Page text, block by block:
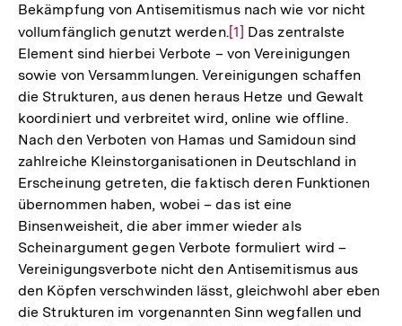
Bekämpfung von Antisemitismus nach wie vor nicht
vollumfänglich genutzt werden.Zur
Auflösung
der
Fußnote
[1] Das zentralste
Element sind hierbei Verbote – von Vereinigungen
sowie von Versammlungen. Vereinigungen schaffen
die Strukturen, aus denen heraus Hetze und Gewalt
koordiniert und verbreitet wird, online wie offline.
Nach den Verboten von Hamas und Samidoun sind
zahlreiche Kleinstorganisationen in Deutschland in
Erscheinung getreten, die faktisch deren Funktionen
übernommen haben, wobei – das ist eine
Binsenweisheit, die aber immer wieder als
Scheinargument gegen Verbote formuliert wird –
Vereinigungsverbote nicht den Antisemitismus aus
den Köpfen verschwinden lässt, gleichwohl aber eben
die Strukturen im vorgenannten Sinn wegfallen und